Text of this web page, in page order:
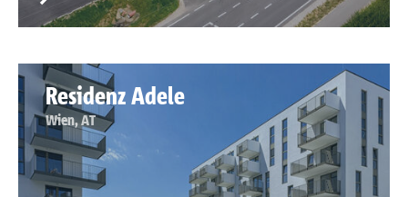
Residenz Adele
Wien, AT